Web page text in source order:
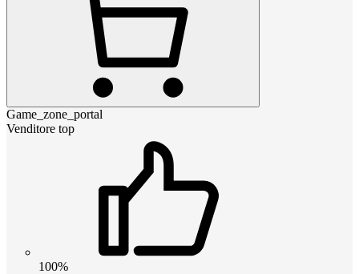
Game_zone_portal
Venditore top
100%